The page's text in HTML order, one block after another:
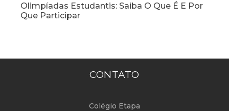
Olimpíadas Estudantis: Saiba O Que É E Por
Que Participar
CONTATO
Colégio Etapa